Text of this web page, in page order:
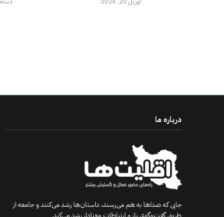
درباره ما
جایی که صداها به هم می‌رسند، داستان‌ها رشد می‌کنند و جامعه از